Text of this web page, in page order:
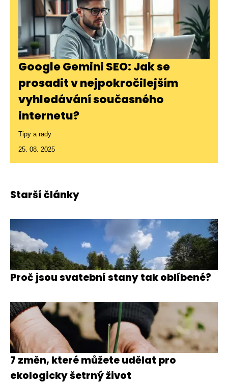
Google Gemini SEO: Jak se
prosadit v nejpokročilejším
vyhledávání současného
internetu?
Tipy a rady
25. 08. 2025
Starší články
Proč jsou svatební stany tak oblíbené?
7 změn, které můžete udělat pro
ekologicky šetrný život